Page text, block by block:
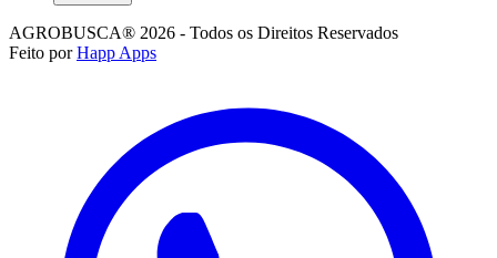
AGROBUSCA® 2026 - Todos os Direitos Reservados
Feito por Happ Apps